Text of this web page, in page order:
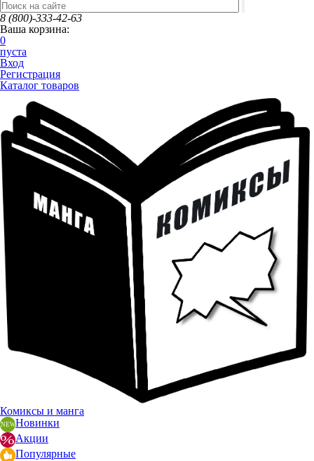
8 (800)-333-42-63
Ваша корзина:
0
пуста
Вход
Регистрация
Каталог товаров
Комиксы и манга
Новинки
Акции
Популярные